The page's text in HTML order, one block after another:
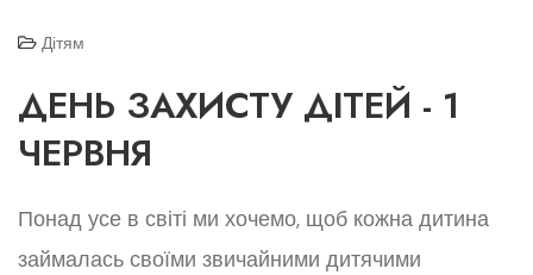
Дітям
ДЕНЬ ЗАХИСТУ ДІТЕЙ - 1
ЧЕРВНЯ
Понад усе в світі ми хочемо, щоб кожна дитина
займалась своїми звичайними дитячими